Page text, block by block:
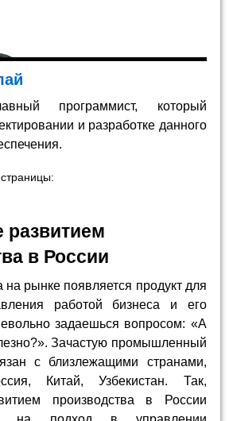
программист, который
и разработке данного
развитием
в России
на рынке появляется продукт для
работой бизнеса и его
задаешься вопросом: «А
Зачастую промышленный
с близлежащими странами,
Китай, Узбекистан. Так,
производства в России